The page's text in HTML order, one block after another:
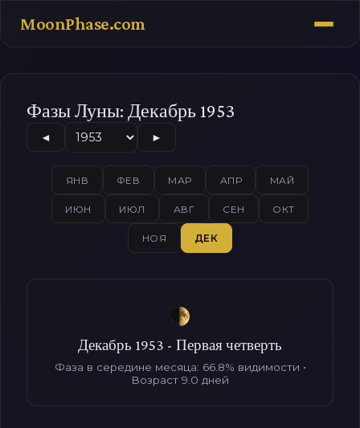
MoonPhase.com
Фазы Луны: Декабрь 1953
◄ ►
ЯНВ ФЕВ МАР АПР МАЙ
ИЮН ИЮЛ АВГ СЕН ОКТ
НОЯ ДЕК
Декабрь 1953 - Первая четверть
Фаза в середине месяца: 66.8% видимости •
Возраст 9.0 дней